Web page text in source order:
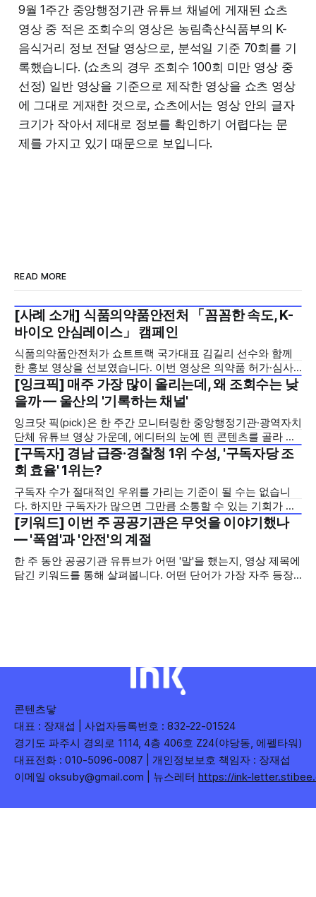
9월 1주간 중앙행정기관 유튜브 채널에 게재된 쇼츠
영상 중 적은 조회수의 영상은 농림축산식품부의 K-
음식거리 정보 전달 영상으로, 분석일 기준 70회를 기
록했습니다. (쇼츠의 경우 조회수 100회 미만 영상 중
선정) 일반 영상을 기준으로 제작한 영상을 쇼츠 영상
에 그대로 게재한 것으로, 쇼츠에서는 영상 안의 글자
크기가 작아서 제대로 정보를 확인하기 어렵다는 문
제를 가지고 있기 때문으로 보입니다.
READ MORE
2026년 7월 5주
[사례 소개] 식품의약품안전처 「꼼꼼한 속도, K-
바이오 안심레이스」 캠페인
식품의약품안전처가 쇼트트랙 국가대표 김길리 선수와 함께
한 홍보 영상을 선보였습니다. 이번 영상은 의약품 허가·심사
기간을 기존 420일에서 240일로 단축한 정책을 국민에게 쉽
고 친근하게 알리기 위해 제작한 것으로, 딱딱하게 느껴질 수
있는 규제 정책을, 빙판 위에서 빠른 스피드와 꼼꼼한 준비를
모두 갖춘 김길리 선수의 이미지에 빗대어 풀어낸 것이 특징입
니다. '빠르지만
2026년 7월 5주
[잉크픽] 매주 가장 많이 올리는데, 왜 조회수는 낮
을까 — 울산의 '기록하는 채널'
잉크닷 픽(pick)은 한 주간 모니터링한 중앙행정기관·광역자치
단체 유튜브 영상 가운데, 에디터의 눈에 띈 콘텐츠를 골라 그
시도와 의미를 들여다보는 코너입니다. 조회수 순위표 맨 위에
오르지는 못했지만, 다른 채널이 가지 않은 길을 택한 콘텐츠
를 소개합니다. 이번 주는 특정 영상 한 편이 아니라, 채널 하나
의 '변화'를 이야기하려
2026년 7월 5주
[구독자] 경남 급증·경찰청 1위 수성, '구독자당 조
회 효율' 1위는?
구독자 수가 절대적인 우위를 가리는 기준이 될 수는 없습니
다. 하지만 구독자가 많으면 그만큼 소통할 수 있는 기회가 많
아집니다. 소통은 곧 채널의 신뢰로 이어집니다. 억지로 구독
자를 확보하기보다는 소통하는, 그래서 충성도 높은 구독자를
다수 확보하길 바라는 마음을 담아, 중앙행정기관과 광역자치
단체 유튜브 채널의 구독자를 월 단위로 분석합니다. 중앙행정
기관과 광역자치단체 유튜브 채널의 구독자를 통합하여
2026년 7월 5주
[키워드] 이번 주 공공기관은 무엇을 이야기했나
— '폭염'과 '안전'의 계절
한 주 동안 공공기관 유튜브가 어떤 '말'을 했는지, 영상 제목에
담긴 키워드를 통해 살펴봅니다. 어떤 단어가 가장 자주 등장
콘텐츠닿
대표 : 장재섭 | 사업자등록번호 : 832-22-01524
경기도 파주시 경의로 1114, 4층 406호 Z24(야당동, 에펠타워)
대표전화 : 010-5096-0087 | 개인정보보호 책임자 : 장재섭
이메일 oksuby@gmail.com | 뉴스레터 https://ink-